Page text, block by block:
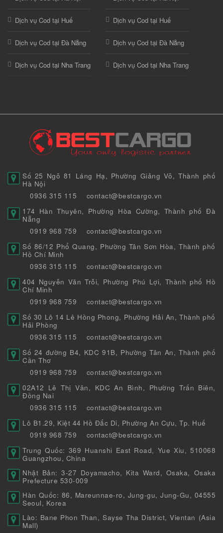
Dịch vụ Cod tại Huế
Dịch vụ Cod tại Đà Nẵng
Dịch vụ Cod tại Nha Trang
Dịch vụ Cod tại Huế
Dịch vụ Cod tại Đà Nẵng
Dịch vụ Cod tại Nha Trang
Số 25 Ngõ 81 Láng Hạ, Phường Giảng Võ, Thành phố
Hà Nội
0936 315 115
contact@bestcargo.vn
174 Hàn Thuyên, Phường Hòa Cường, Thành phố Đà
Nẵng
0919 968 759
contact@bestcargo.vn
Số 86/12 Phổ Quang, Phường Tân Sơn Hòa, Thành phố
Hồ Chí Minh
0936 315 115
contact@bestcargo.vn
404 Nguyễn Văn Trỗi, Phường Phú Lợi, Thành phố Hồ
Chí Minh
0919 968 759
contact@bestcargo.vn
Số 30 Lô 14 Lê Hồng Phong, Phường Hải An, Thành phố
Hải Phòng
0936 315 115
contact@bestcargo.vn
Số 24 đường B4, KDC 91B, Phường Tân An, Thành phố
Cần Thơ
0919 968 759
contact@bestcargo.vn
02A12 Lê Thị Vân, KDC An Bình, Phường Trấn Biên,
Đồng Nai
0936 315 115
contact@bestcargo.vn
Lô B1.29, Kiệt 44 Hồ Đắc Di, Phường An Cựu, Tp. Huế
0919 968 759
contact@bestcargo.vn
Trung Quốc: 369 Huanshi East Road, Yue Xiu, 510068
Guangzhou, China
Nhật Bản: 3-27 Doyamacho, Kita Ward, Osaka, Osaka
Prefecture 530-009
Hàn Quốc: 86, Mareunnae-ro, Jung-gu, Jung-Gu, 04555
Seoul, Korea
Lào: Bane Phon Than, Sayse Tha District, Vientan (Asia
Mall)